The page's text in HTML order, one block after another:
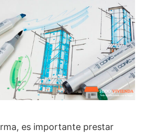
es importante prestar